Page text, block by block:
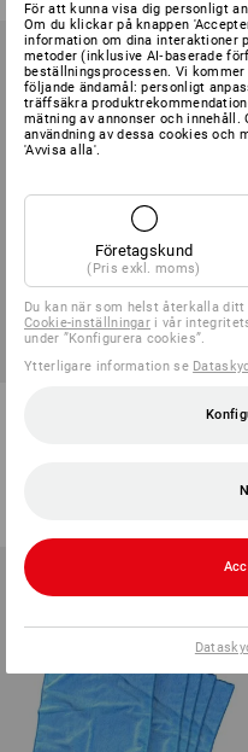
Reservfotbädd för ALPRO-
För att kunna visa dig personligt
Om du klickar på knappen
information om dina interaktioner
metoder (inklusive AI‑baserade
beställningsprocessen. Vi
följande ändamål: personligt
träffsäkra
mätning av annonser och
användning av dessa cookies och
'Avvisa alla'.
Företagskund
(Pris exkl. moms)
Du kan när som helst återkalla
Cookie-inställningar i vår
under ”Konfigurera cookies”.
Ytterligare information se